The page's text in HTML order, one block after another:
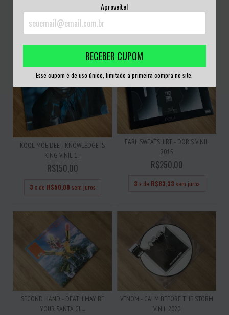
Aproveite!
RECEBER CUPOM
Esse cupom é de uso único, limitado a primeira compra no site.
3x deR$80,00sem juros
KOOL MOE DEE - KNOWLEDGE IS
KING VINIL 1...
R$150,00
3 x de R$50,00 sem juros
EARL SWEATSHIRT - DORIS VINIL
2015
R$250,00
3 x de R$83,33 sem juros
SECOND HAND - DEATH MAY BE
YOUR SANTA CL...
VENOM - CALM BEFORE THE STORM
VINIL 2020